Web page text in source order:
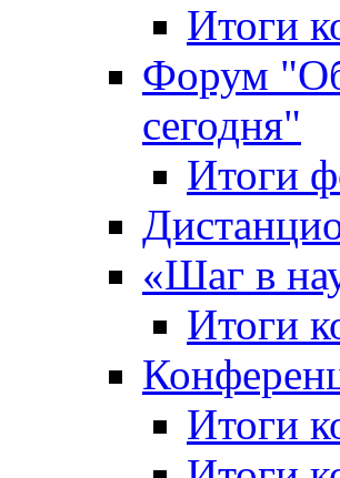
Итоги
Форум
сегодня"
Итоги
«Шаг в
Итоги
Итоги